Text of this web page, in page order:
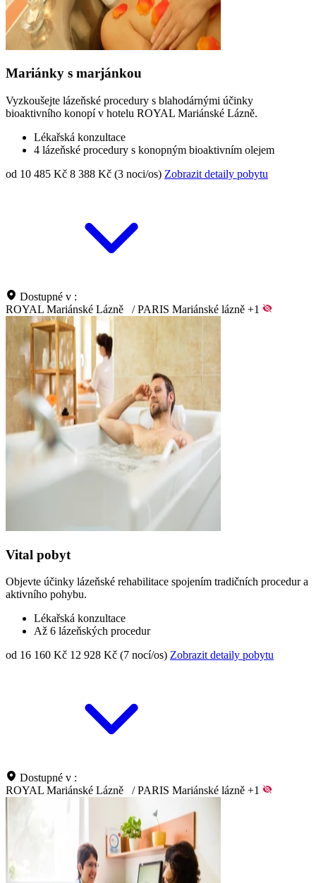
Mariánky s marjánkou
Vyzkoušejte lázeňské procedury s blahodárnými účinky
bioaktivního konopí v hotelu ROYAL Mariánské Lázně.
Lékařská konzultace
4 lázeňské procedury s konopným bioaktivním olejem
od 10 485 Kč 8 388 Kč (3 noci/os) Zobrazit detaily pobytu
Dostupné v :
ROYAL Mariánské Lázně
/ PARIS Mariánské lázně +1
Vital pobyt
Objevte účinky lázeňské rehabilitace spojením tradičních procedur a
aktivního pohybu.
Lékařská konzultace
Až 6 lázeňských procedur
od 16 160 Kč 12 928 Kč (7 nocí/os) Zobrazit detaily pobytu
Dostupné v :
ROYAL Mariánské Lázně
/ PARIS Mariánské lázně +1